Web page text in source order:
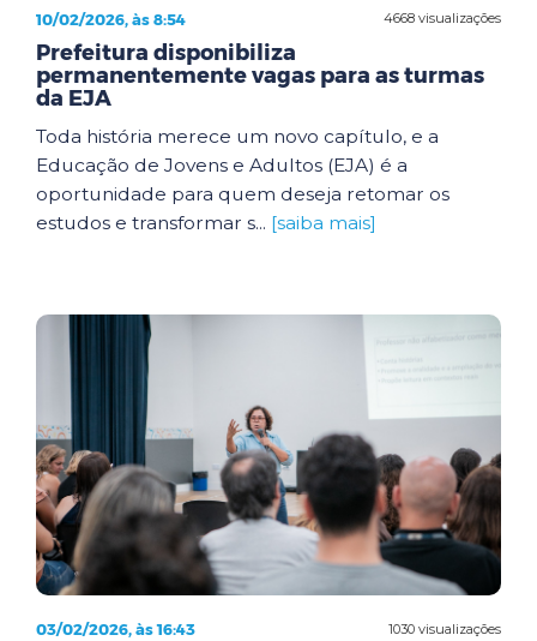
4668 visualizações
10/02/2026, às 8:54
Prefeitura disponibiliza
permanentemente vagas para as turmas
da EJA
Toda história merece um novo capítulo, e a
Educação de Jovens e Adultos (EJA) é a
oportunidade para quem deseja retomar os
estudos e transformar s... [saiba mais]
1030 visualizações
03/02/2026, às 16:43